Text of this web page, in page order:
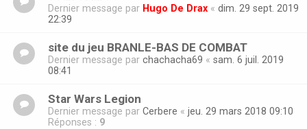
Dernier message par Hugo De Drax « dim. 29 sept. 2019
22:39
site du jeu BRANLE-BAS DE COMBAT
Dernier message par chachacha69 « sam. 6 juil. 2019
08:41
Star Wars Legion
Dernier message par Cerbere « jeu. 29 mars 2018 09:10
Réponses : 9